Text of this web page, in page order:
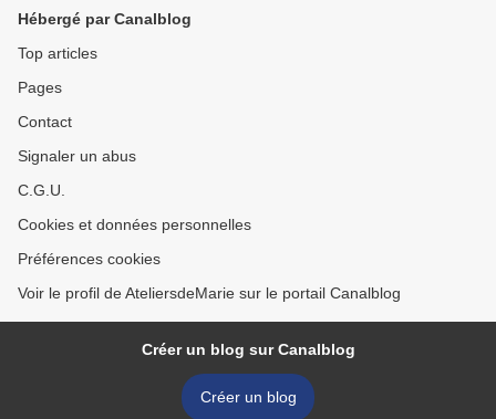
Hébergé par Canalblog
Top articles
Pages
Contact
Signaler un abus
C.G.U.
Cookies et données personnelles
Préférences cookies
Voir le profil de AteliersdeMarie sur le portail Canalblog
Créer un blog sur Canalblog
Créer un blog